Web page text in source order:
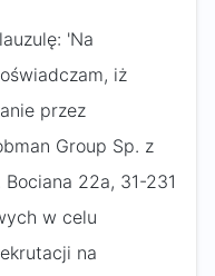
'Na
iż
przez
Group Sp. z
22a, 31-231
w celu
na